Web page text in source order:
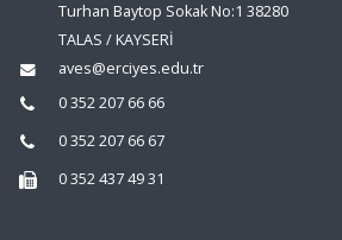
Turhan Baytop Sokak No:1 38280
TALAS / KAYSERİ
aves@erciyes.edu.tr
0 352 207 66 66
0 352 207 66 67
0 352 437 49 31